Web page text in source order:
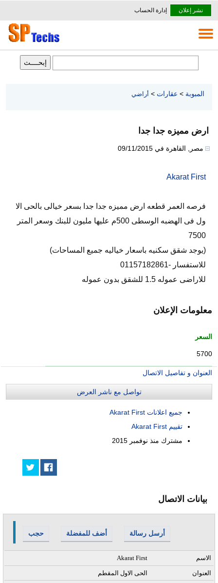
نشر إعلان إدارة الحساب
المبوبة > عقارات > أراضي
ارض مميزه جدا جدا
مصر القاهرة في 09/11/2015
Akarat First
فرصه العمر قطعه ارض مميزه جدا جدا بسعر خيالى بالحى الا
ول فى الهضبه الوسطى 500م عليها مليون للبنك وسعر المتر
7500
(يوجد شقق سكنيه باسعار خياليه جميع المساحات)
للاستفسار -01157182861
للاراضى عموله 1.5 للشقق بدون عموله
معلومات الإعلان
السعر
5700
العنوان و تفاصيل الاتصال
تواصل مع ناشر العرض
جميع اعلانات Akarat First
تقييم Akarat First
مشترك منذ نوفمبر 2015
بيانات الاتصال
حجب أضف للمفضلة أرسل رسالة
Akarat First الاسم
الحى الاول المقطم
العنوان